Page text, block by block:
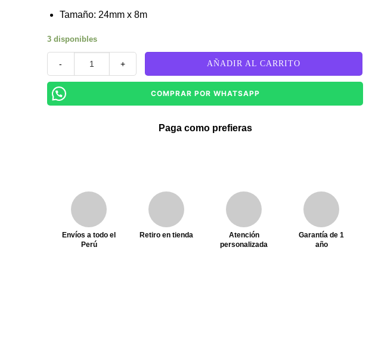
Tamaño: 24mm x 8m
3 disponibles
Cinta Brother TZE-S251 Negro Sobre Blanco Industrial 1" (24mm) cantidad
AÑADIR AL CARRITO
COMPRAR POR WHATSAPP
Paga como prefieras
Envíos a todo el
Perú
Retiro en tienda
Atención
personalizada
Garantía de 1
año